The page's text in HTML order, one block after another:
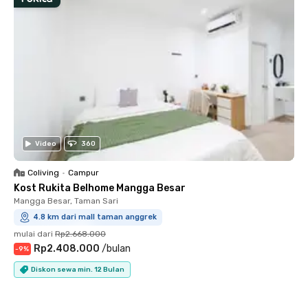
Video 360
Coliving • Campur
Kost Rukita Belhome Mangga Besar
Mangga Besar, Taman Sari
4.8 km dari mall taman anggrek
mulai dari Rp2.668.000
-9% Rp2.408.000 /bulan
Diskon sewa min. 12 Bulan